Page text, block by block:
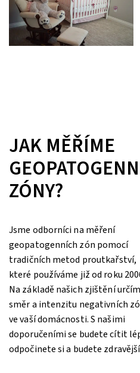
JAK MĚŘÍME
ZÓNY?
Jsme odborníci na měření
geopatogenních zón pomocí
tradičních metod proutkařství,
které používáme již od roku
Na základě našich zjištění
směr a intenzitu negativních
ve vaší domácnosti. S našimi
doporučeními se budete cítit
odpočinete si a budete